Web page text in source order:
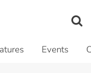
Events